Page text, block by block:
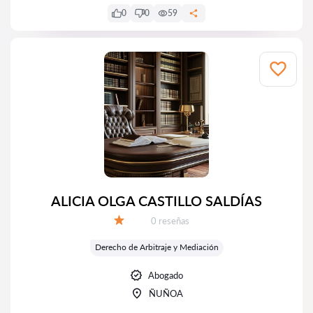
0 0 59
ALICIA OLGA CASTILLO SALDÍAS
Número de reseñas:
0 reseñas
Derecho de Arbitraje y Mediación
Abogado
ÑUÑOA